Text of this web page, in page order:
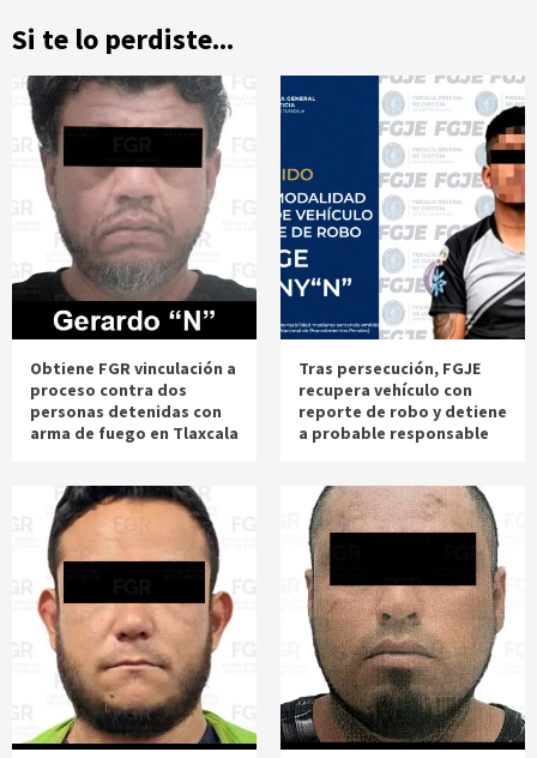
Si te lo perdiste...
Obtiene FGR vinculación a
proceso contra dos
personas detenidas con
arma de fuego en Tlaxcala
Tras persecución, FGJE
recupera vehículo con
reporte de robo y detiene
a probable responsable